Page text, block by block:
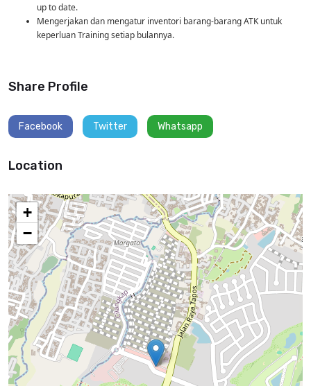
up to date.
Mengerjakan dan mengatur inventori barang-barang ATK untuk
keperluan Training setiap bulannya.
Share Profile
Facebook Twitter Whatsapp
Location
+
−